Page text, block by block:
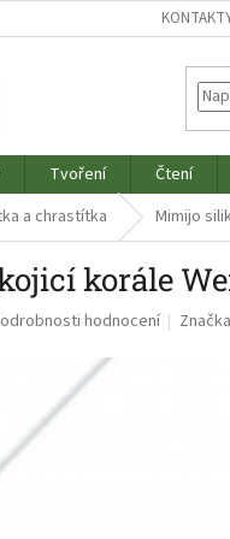
Tvoření Čtení
a chrastítka Mimijo
korále
hodnocení